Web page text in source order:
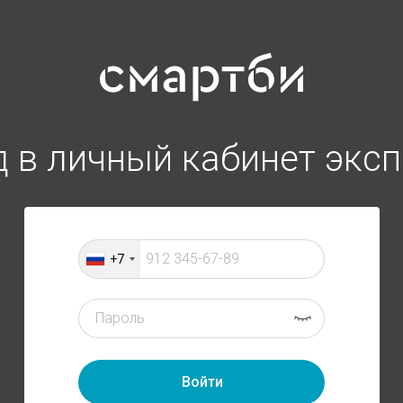
в личный кабинет
+7
Войти